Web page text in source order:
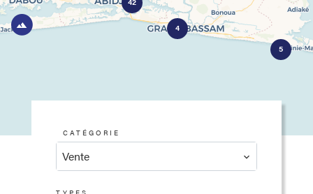
5
4
CATÉGORIE
Vente